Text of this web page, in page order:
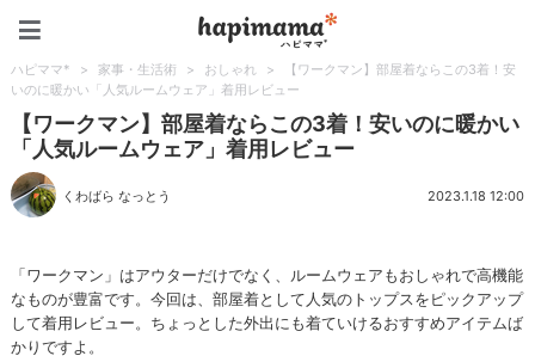
ハピママ* > 家事・生活術 > おしゃれ >
【ワークマン】部屋着ならこの3着！安
いのに暖かい「人気ルームウェア」着用レビュー
【ワークマン】部屋着ならこの3着！安いのに暖かい
「人気ルームウェア」着用レビュー
くわばら なっとう 2023.1.18 12:00
「ワークマン」はアウターだけでなく、ルームウェアもおしゃれで高機能
なものが豊富です。今回は、部屋着として人気のトップスをピックアップ
して着用レビュー。ちょっとした外出にも着ていけるおすすめアイテムば
かりですよ。